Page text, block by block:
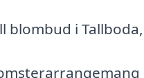
blombud i